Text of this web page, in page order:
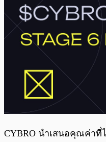
CYBRO นำเสนอคุณค่าที่